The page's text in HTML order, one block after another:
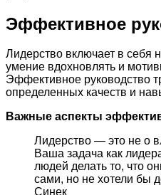
Эффективное
Лидерство включает в себя
умение вдохновлять и
Эффективное руководство
определенных качеств и
Важные аспекты
Лидерство — это не о
Ваша задача как
людей делать то, что
сами, но не хотели бы
Синек